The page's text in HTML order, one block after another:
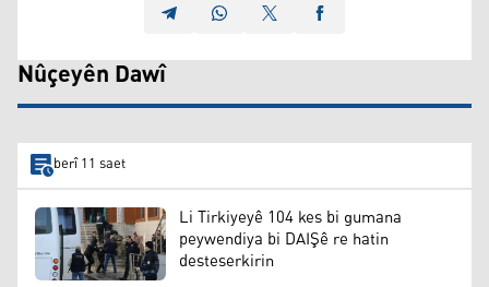
Nûçeyên Dawî
berî 11 saet
Li Tirkiyeyê 104 kes bi gumana
peywendiya bi DAIŞê re hatin
desteserkirin